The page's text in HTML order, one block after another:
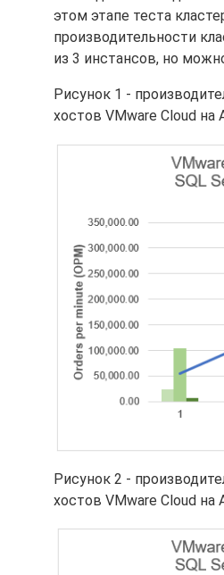
этом этапе теста
производительности
из 3 инстансов, но
Рисунок 1 -
хостов VMware Cloud на
Рисунок 2 -
хостов VMware Cloud на